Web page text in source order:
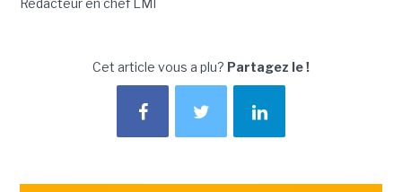
Rédacteur en chef LMI
Cet article vous a plu? Partagez le !